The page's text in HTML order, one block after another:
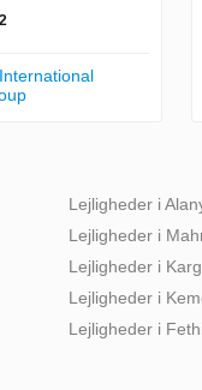
2
Lejligheder i
Lejligheder i
Lejligheder i
Lejligheder i
Lejligheder i